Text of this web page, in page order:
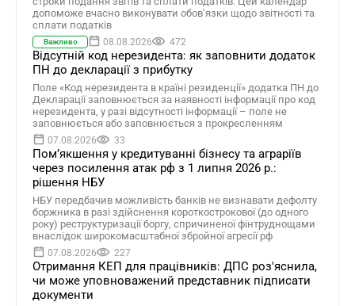
допоможе вчасно виконувати обов’язки щодо звітності та
сплати податків
Важливо 08.08.2026 472
Відсутній код нерезидента: як заповнити додаток
ПН до декларації з прибутку
Поле «Код нерезидента в країні резиденції» додатка ПН до
Декларації заповнюється за наявності інформації про код
нерезидента, у разі відсутності інформації – поле не
заповнюється або заповнюється з прокресленням
07.08.2026 33
Помʼякшення у кредитуванні бізнесу та аграріїв
через посилення атак рф з 1 липня 2026 р.:
рішення НБУ
НБУ передбачив можливість банків не визнавати дефолту
боржника в разі здійснення короткострокової (до одного
року) реструктуризації боргу, спричиненої фінтруднощами
внаслідок широкомасштабної збройної агресії рф
07.08.2026 227
Отримання КЕП для працівників: ДПС роз'яснила,
чи може уповноважений представник підписати
документи